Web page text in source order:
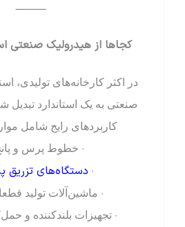
⸻
کجاها از هیدرولیک صنعتی
در اکثر کارخانه‌های تولیدی،
صنعتی به یک استاندارد
کاربردهای رایج شامل
• خطوط پرس و
• دستگاه‌های تزریق
• ماشین‌آلات تولید
• تجهیزات بلندکننده و